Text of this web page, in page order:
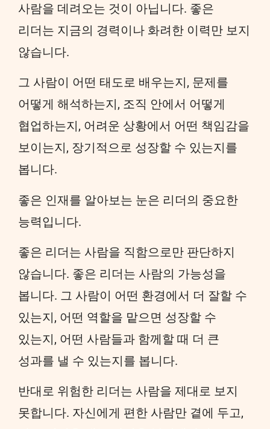
사람을 데려오는 것이 아닙니다. 좋은
리더는 지금의 경력이나 화려한 이력만 보지
않습니다.
그 사람이 어떤 태도로 배우는지, 문제를
어떻게 해석하는지, 조직 안에서 어떻게
협업하는지, 어려운 상황에서 어떤 책임감을
보이는지, 장기적으로 성장할 수 있는지를
봅니다.
좋은 인재를 알아보는 눈은 리더의 중요한
능력입니다.
좋은 리더는 사람을 직함으로만 판단하지
않습니다. 좋은 리더는 사람의 가능성을
봅니다. 그 사람이 어떤 환경에서 더 잘할 수
있는지, 어떤 역할을 맡으면 성장할 수
있는지, 어떤 사람들과 함께할 때 더 큰
성과를 낼 수 있는지를 봅니다.
반대로 위험한 리더는 사람을 제대로 보지
못합니다. 자신에게 편한 사람만 곁에 두고,